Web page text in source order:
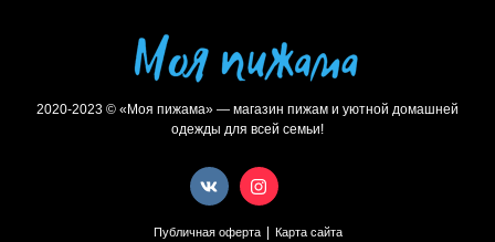
2020-2023 © «Моя пижама» — магазин пижам и уютной домашней
одежды для всей семьи!
Публичная оферта | Карта сайта